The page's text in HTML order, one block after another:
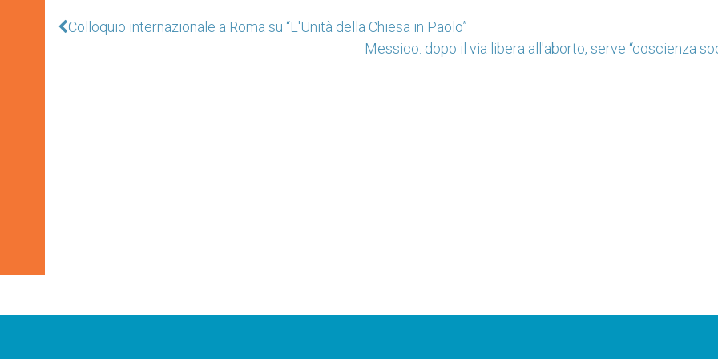
Colloquio internazionale a Roma su “L'Unità della Chiesa in Paolo”
Messico: dopo il via libera all'aborto, serve “coscienza